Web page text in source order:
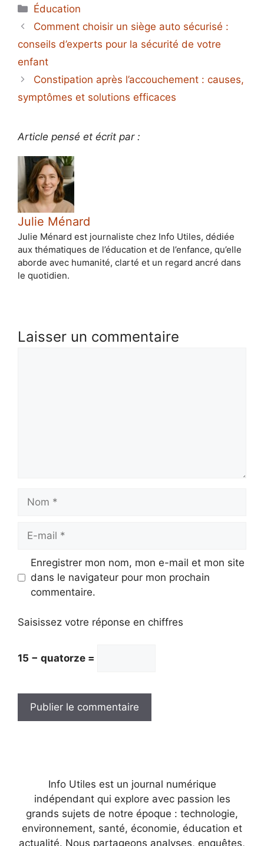
Catégories
Éducation
Comment choisir un siège auto sécurisé :
conseils d’experts pour la sécurité de votre
enfant
Constipation après l’accouchement : causes,
symptômes et solutions efficaces
Article pensé et écrit par :
Julie Ménard
Julie Ménard est journaliste chez Info Utiles, dédiée
aux thématiques de l’éducation et de l’enfance, qu’elle
aborde avec humanité, clarté et un regard ancré dans
le quotidien.
Laisser un commentaire
Nom
Enregistrer mon nom, mon e-mail et mon site
dans le navigateur pour mon prochain
commentaire.
Saisissez votre réponse en chiffres
15 − quatorze =
Info Utiles est un journal numérique
indépendant qui explore avec passion les
grands sujets de notre époque : technologie,
environnement, santé, économie, éducation et
actualité. Nous partageons analyses, enquêtes,